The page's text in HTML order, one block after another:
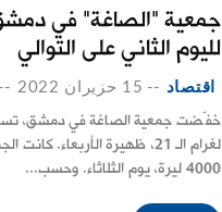
جمعية "الصاغة" في
لليوم الثاني على التوالي
اقتصاد -- 15 حزيران 2022 --
4000 ليرة، يوم الثلاثاء. وحسب...